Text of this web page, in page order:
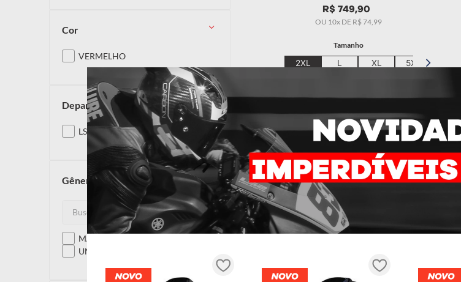
cor
VERMELHO
departamento
LS2
gênero
MASCULINO
UNISSEX
R$ 749,90
OU 10x DE R$74 99
Tamanho
2XL L XL 5XL
COMPRAR